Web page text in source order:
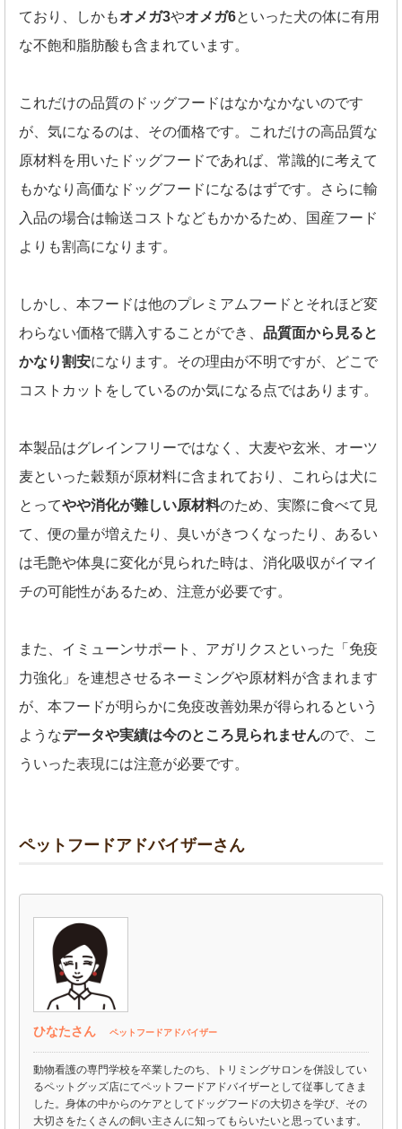
ており、しかもオメガ3やオメガ6といった犬の体に有用
な不飽和脂肪酸も含まれています。
これだけの品質のドッグフードはなかなかないのです
が、気になるのは、その価格です。これだけの高品質な
原材料を用いたドッグフードであれば、常識的に考えて
もかなり高価なドッグフードになるはずです。さらに輸
入品の場合は輸送コストなどもかかるため、国産フード
よりも割高になります。
しかし、本フードは他のプレミアムフードとそれほど変
わらない価格で購入することができ、 品質面から見ると
かなり割安になります。その理由が不明ですが、どこで
コストカットをしているのか気になる点ではあります。
本製品はグレインフリーではなく、大麦や玄米、オーツ
麦といった穀類が原材料に含まれており、これらは犬に
とってやや消化が難しい原材料のため、実際に食べて見
て、便の量が増えたり、臭いがきつくなったり、あるい
は毛艶や体臭に変化が見られた時は、消化吸収がイマイ
チの可能性があるため、注意が必要です。
また、イミューンサポート、アガリクスといった「免疫
力強化」を連想させるネーミングや原材料が含まれます
が、本フードが明らかに免疫改善効果が得られるという
ようなデータや実績は今のところ見られませんので、こ
ういった表現には注意が必要です。
ペットフードアドバイザーさん
ひなたさん ペットフードアドバイザー
動物看護の専門学校を卒業したのち、トリミングサロンを併設してい
るペットグッズ店にてペットフードアドバイザーとして従事してきま
した。身体の中からのケアとしてドッグフードの大切さを学び、その
大切さをたくさんの飼い主さんに知ってもらいたいと思っています。